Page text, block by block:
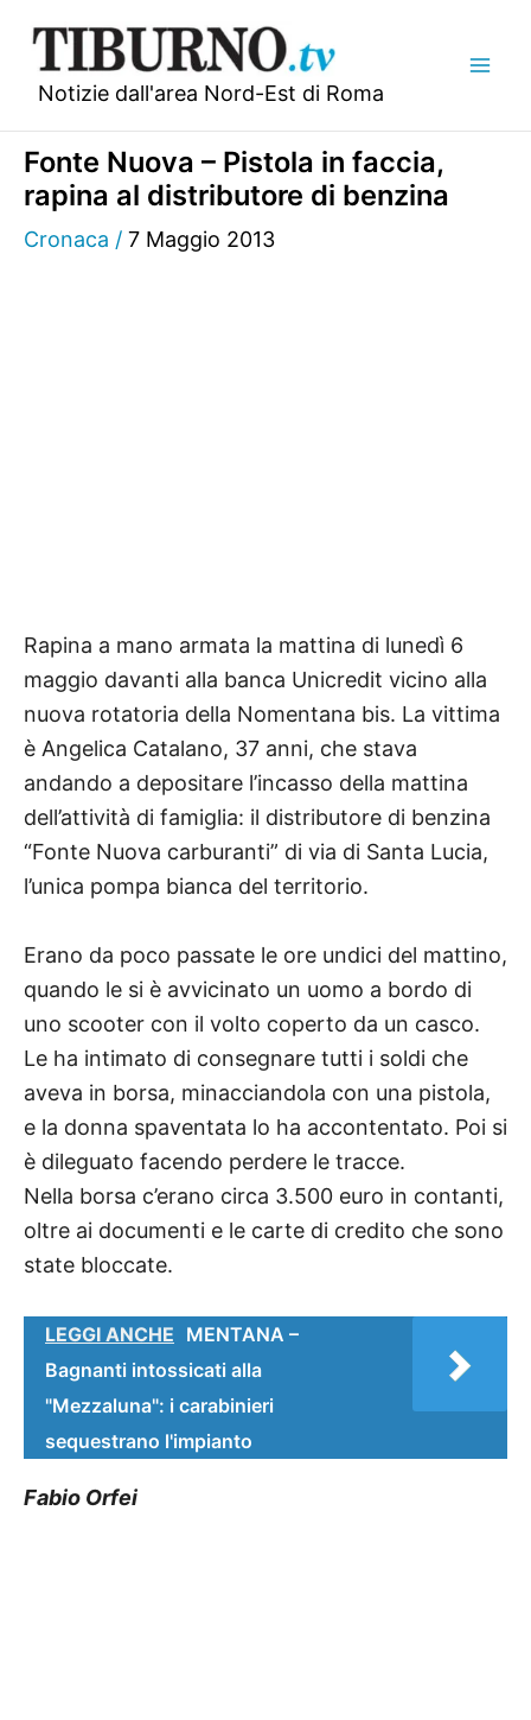
contenuto
Notizie dall'area Nord-Est di Roma
Fonte Nuova – Pistola in faccia,
rapina al distributore di benzina
Cronaca / 7 Maggio 2013
Rapina a mano armata la mattina di lunedì 6
maggio davanti alla banca Unicredit vicino alla
nuova rotatoria della Nomentana bis. La vittima
è Angelica Catalano, 37 anni, che stava
andando a depositare l’incasso della mattina
dell’attività di famiglia: il distributore di benzina
“Fonte Nuova carburanti” di via di Santa Lucia,
l’unica pompa bianca del territorio.
Erano da poco passate le ore undici del mattino,
quando le si è avvicinato un uomo a bordo di
uno scooter con il volto coperto da un casco.
Le ha intimato di consegnare tutti i soldi che
aveva in borsa, minacciandola con una pistola,
e la donna spaventata lo ha accontentato. Poi si
è dileguato facendo perdere le tracce.
Nella borsa c’erano circa 3.500 euro in contanti,
oltre ai documenti e le carte di credito che sono
state bloccate.
LEGGI ANCHE MENTANA –
Bagnanti intossicati alla
"Mezzaluna": i carabinieri
sequestrano l'impianto
Fabio Orfei